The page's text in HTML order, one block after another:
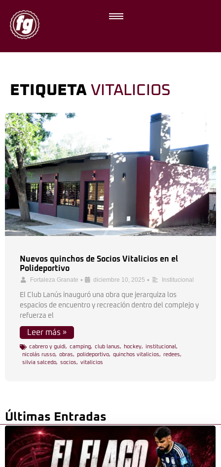
ETIQUETA VITALICIOS
Nuevos quinchos de Socios Vitalicios en el
Polideportivo
Fortaleza Granate • diciembre 10, 2025 • Institucional
El Club Lanús inauguró una obra que jerarquiza los
espacios de encuentro y recreación dentro del complejo y
refuerza el
Leer más »
cabrero y guidi, camping, club lanus, hockey, institucional ,
nicolás russo, obras, polideportivo, quinchos vitalicios, redees,
silvia salcedo, socios, vitalicios
Últimas Entradas